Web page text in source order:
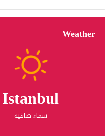
Weather
Istanbul
سماء صافية